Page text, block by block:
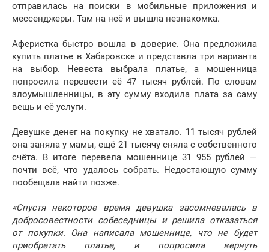
отправилась на поиски в мобильные приложения и
мессенджеры. Там на неё и вышла незнакомка.
Аферистка быстро вошла в доверие. Она предложила
купить платье в Хабаровске и представла три варианта
на выбор. Невеста выбрала платье, а мошенница
попросила перевести её 47 тысяч рублей. По словам
злоумышленницы, в эту сумму входила плата за саму
вещь и её услуги.
Девушке денег на покупку не хватало. 11 тысяч рублей
она заняла у мамы, ещё 21 тысячу сняла с собственного
счёта. В итоге перевела мошеннице 31 955 рублей —
почти всё, что удалось собрать. Недостающую сумму
пообещала найти позже.
«Спустя некоторое время девушка засомневалась в
добросовестности собеседницы и решила отказаться
от покупки. Она написала мошеннице, что не будет
приобретать платье, и попросила вернуть